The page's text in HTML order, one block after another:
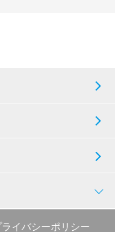
ライバシーポリシー